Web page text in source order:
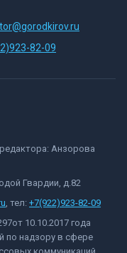
82-09
Анзорова
Гвардии, д.82
, тел: +7(922)923-82-09
10.10.2017 года
по надзору в сфере